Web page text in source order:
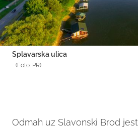
Splavarska ulica
(Foto: PR)
Odmah uz Slavonski Brod jest